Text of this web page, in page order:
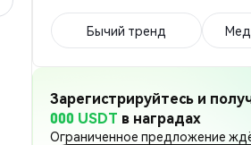
Бычий тренд
Зарегистрируйтесь и
000 USDT в наградах
Ограниченное предложение